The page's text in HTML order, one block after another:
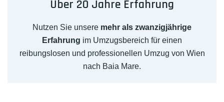
Über 20 Jahre Erfahrung
Nutzen Sie unsere mehr als zwanzigjährige
Erfahrung im Umzugsbereich für einen
reibungslosen und professionellen Umzug von Wien
nach Baia Mare.